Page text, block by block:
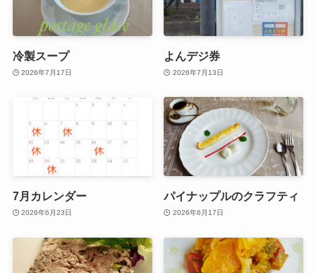
冷製スープ
2026年7月17日
よんデジ券
2026年7月13日
7月カレンダー
2026年6月23日
パイナップルのクラフティ
2026年6月17日